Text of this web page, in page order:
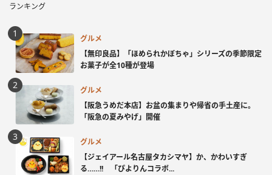
ランキング
グルメ
【無印良品】「ほめられかぼちゃ」シリーズの季節限定
お菓子が全10種が登場
グルメ
【阪急うめだ本店】お盆の集まりや帰省の手土産に。
「阪急の夏みやげ」開催
グルメ
【ジェイアール名古屋タカシマヤ】か、かわいすぎ
る……!! 「ぴよりんコラボ...